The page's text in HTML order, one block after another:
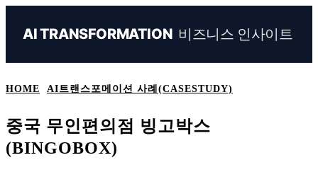
AI TRANSFORMATION 비즈니스 인사이트
HOME AI트랜스포메이션 사례(CASESTUDY)
중국 무인편의점 빙고박스
(BINGOBOX)